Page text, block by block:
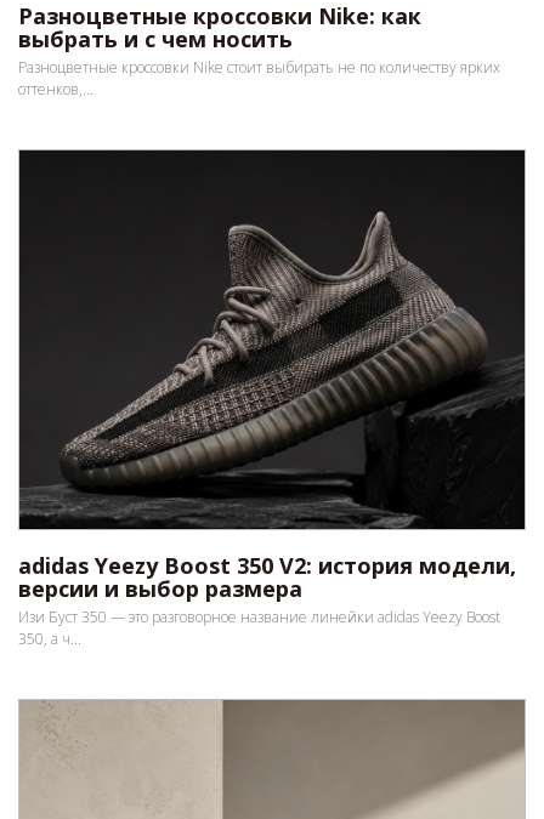
Разноцветные кроссовки Nike: как
выбрать и с чем носить
Разноцветные кроссовки Nike стоит выбирать не по количеству ярких
оттенков,...
adidas Yeezy Boost 350 V2: история модели,
версии и выбор размера
Изи Буст 350 — это разговорное название линейки adidas Yeezy Boost
350, а ч...